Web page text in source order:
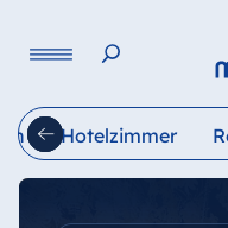
Hotelzimmer